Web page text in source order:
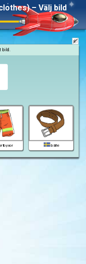
– Välj bild
bälte
bild.